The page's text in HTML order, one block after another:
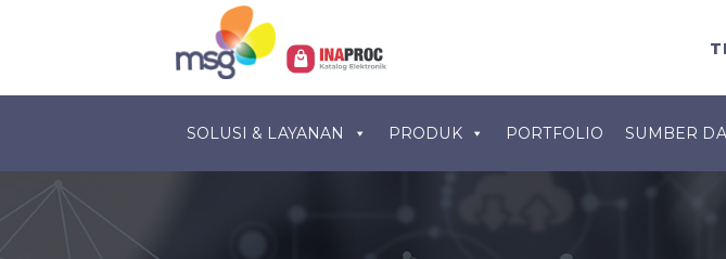
SOLUSI & LAYANAN PRODUK PORTFOLIO SUMBER